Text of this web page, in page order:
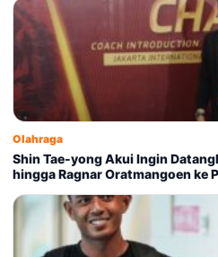
Olahraga
Shin Tae-yong Akui Ingin
hingga Ragnar Oratmangoen ke